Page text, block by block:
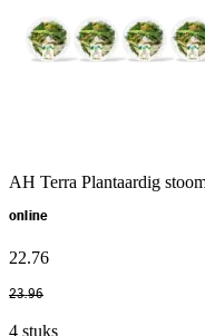
AH Terra Plantaardig
online
22.76
23.96
4 stuks